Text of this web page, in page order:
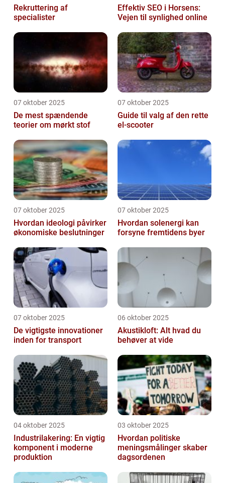
Rekruttering af
specialister
Effektiv SEO i Horsens:
Vejen til synlighed online
07 oktober 2025
De mest spændende
teorier om mørkt stof
07 oktober 2025
Guide til valg af den rette
el-scooter
07 oktober 2025
Hvordan ideologi påvirker
økonomiske beslutninger
07 oktober 2025
Hvordan solenergi kan
forsyne fremtidens byer
07 oktober 2025
De vigtigste innovationer
inden for transport
06 oktober 2025
Akustikloft: Alt hvad du
behøver at vide
04 oktober 2025
Industrilakering: En vigtig
komponent i moderne
produktion
03 oktober 2025
Hvordan politiske
meningsmålinger skaber
dagsordenen